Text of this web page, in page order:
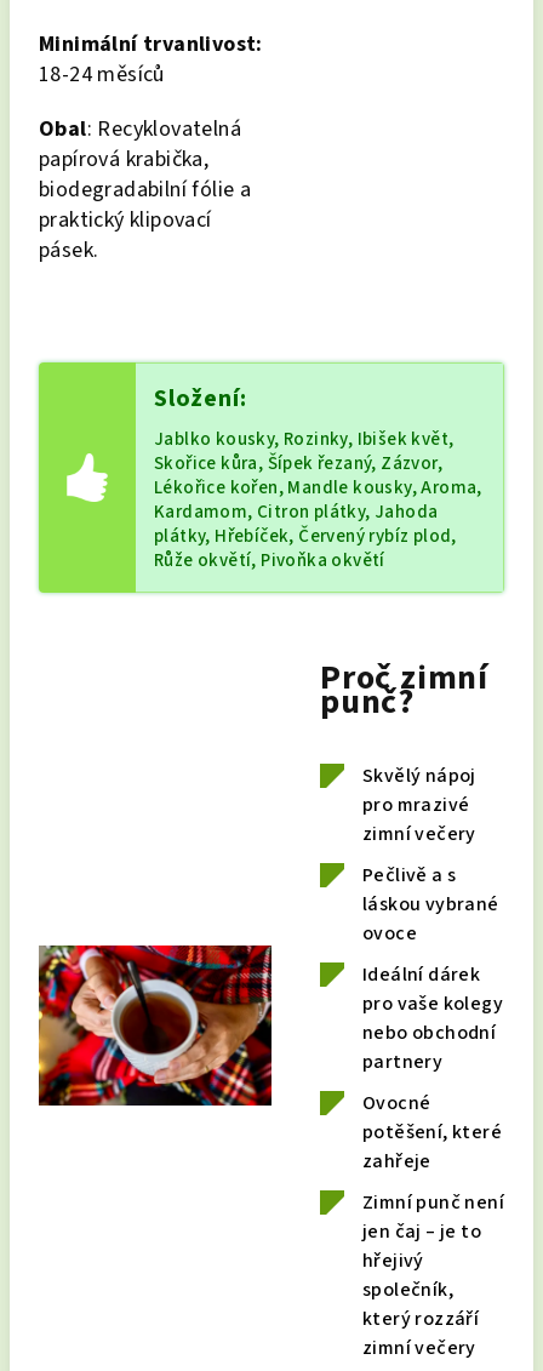
Minimální trvanlivost:
18-24 měsíců
Obal: Recyklovatelná
papírová krabička,
biodegradabilní fólie a
praktický klipovací
pásek.
Složení:
Jablko kousky, Rozinky, Ibišek květ,
Skořice kůra, Šípek řezaný, Zázvor,
Lékořice kořen, Mandle kousky, Aroma,
Kardamom, Citron plátky, Jahoda
plátky, Hřebíček, Červený rybíz plod,
Růže okvětí, Pivoňka okvětí
Proč zimní
punč?
Skvělý nápoj
pro mrazivé
zimní večery
Pečlivě a s
láskou vybrané
ovoce
Ideální dárek
pro vaše kolegy
nebo obchodní
partnery
Ovocné
potěšení, které
zahřeje
Zimní punč není
jen čaj – je to
hřejivý
společník,
který rozzáří
zimní večery